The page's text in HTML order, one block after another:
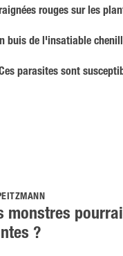
rouges sur les
buis de l'insatiable
parasites sont
monstres
?